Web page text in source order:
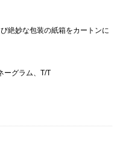
絶妙な包装の紙箱をカートンに
ーグラム、T/T